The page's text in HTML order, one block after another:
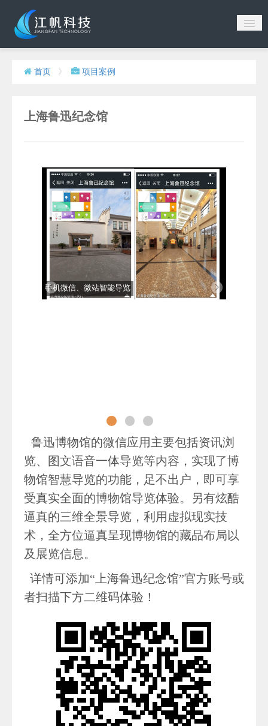
首页 》 项目案例
上海鲁迅纪念馆
手机微信、微站智能导览
鲁迅博物馆的微信应用主要包括资讯浏
览、图文语音一体导览等内容，实现了博
物馆智慧导览的功能，足不出户，即可享
受真实全面的博物馆导览体验。另有炫酷
逼真的三维全景导览，利用虚拟现实技
术，全方位逼真呈现博物馆的藏品布局以
及展览信息。
详情可添加“上海鲁迅纪念馆”官方账号或
者扫描下方二维码体验！